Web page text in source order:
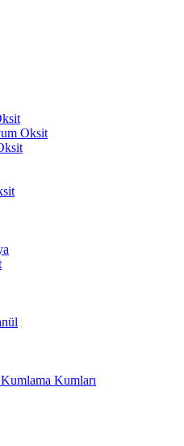
Oksit
Kumları